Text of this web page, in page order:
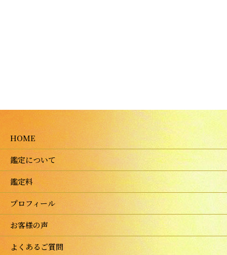
HOME
鑑定について
鑑定料
プロフィール
お客様の声
よくあるご質問